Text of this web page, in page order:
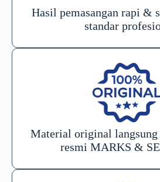
Hasil pemasangan rapi &
standar
Material original
resmi MARKS &